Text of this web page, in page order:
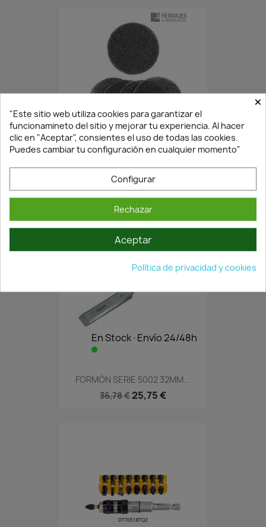
¡Últimas Unidades!
DISCO LIJA DE MALLA 125MM...
12,23 €8,56 €
En Stock·Envío 24/48h
FORMÓN SERIE 5002 32MM...
36,78 € 25,75 €
×
"Este sitio web utiliza cookies para garantizar el
funcionamineto del sitio y mejorar tu experiencia. Al hacer
clic en "Aceptar", consientes el uso de todas las cookies.
Puedes cambiar tu configuración en cualquier momento"
Configurar
Rechazar
Aceptar
Política de privacidad y cookies